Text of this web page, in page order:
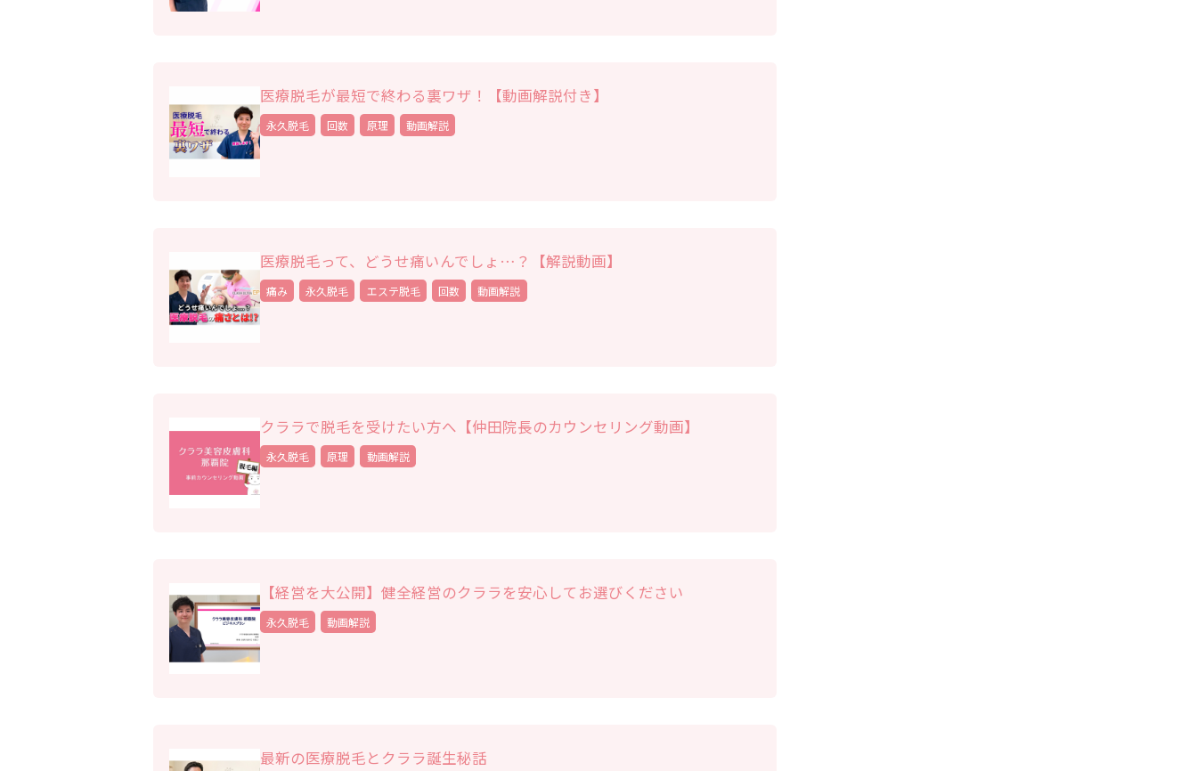
医療脱毛が最短で終わる裏ワザ！【動画解説付き】
永久脱毛 回数 原理 動画解説
医療脱毛って、どうせ痛いんでしょ…？【解説動画】
痛み 永久脱毛 エステ脱毛 回数 動画解説
クララで脱毛を受けたい方へ【仲田院長のカウンセリング動画】
永久脱毛 原理 動画解説
【経営を大公開】健全経営のクララを安心してお選びください
永久脱毛 動画解説
最新の医療脱毛とクララ誕生秘話